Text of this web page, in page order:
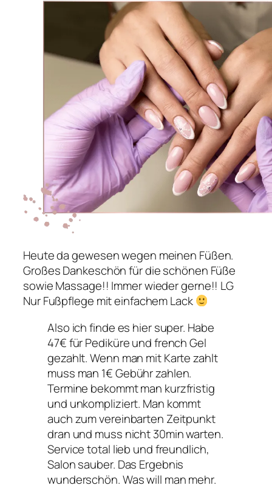
Heute da gewesen wegen meinen Füßen.
Großes Dankeschön für die schönen Füße
sowie Massage!! Immer wieder gerne!! LG
Nur Fußpflege mit einfachem Lack
Also ich finde es hier super. Habe
47€ für Pediküre und french Gel
gezahlt. Wenn man mit Karte zahlt
muss man 1€ Gebühr zahlen.
Termine bekommt man kurzfristig
und unkompliziert. Man kommt
auch zum vereinbarten Zeitpunkt
dran und muss nicht 30min warten.
Service total lieb und freundlich,
Salon sauber. Das Ergebnis
wunderschön. Was will man mehr.